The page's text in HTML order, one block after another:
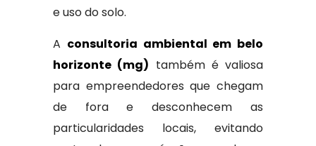
e uso do solo.
A consultoria ambiental em belo
horizonte (mg) também é valiosa
para empreendedores que chegam
de fora e desconhecem as
particularidades locais, evitando